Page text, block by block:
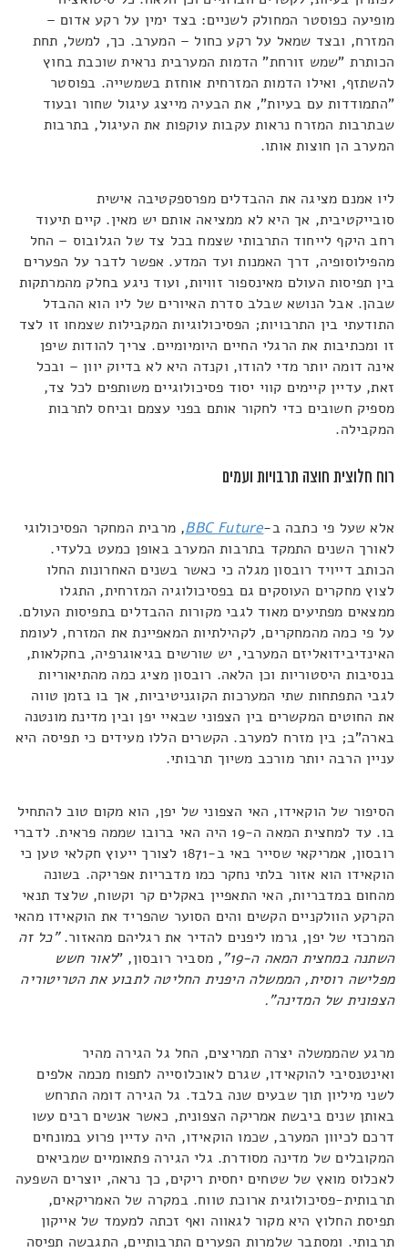
מופיעה כפוסטר המחולק לשניים: בצד ימין על רקע אדום –
המזרח, ובצד שמאל על רקע כחול – המערב. כך, למשל, תחת
הכותרת "שמש זורחת" הדמות המערבית נראית שוכבת בחוץ
להשתזף, ואילו הדמות המזרחית אוחזת בשמשייה. בפוסטר
"התמודדות עם בעיות", את הבעיה מייצג עיגול שחור ובעוד
שבתרבות המזרח נראות עקבות עוקפות את העיגול, בתרבות
המערב הן חוצות אותו.
ליו אמנם מציגה את ההבדלים מפרספקטיבה אישית
סובייקטיבית, אך היא לא ממציאה אותם יש מאין. קיים תיעוד
רחב היקף לייחוד התרבותי שצמח בכל צד של הגלובוס – החל
מהפילוסופיה, דרך האמנות ועד המדע. אפשר לדבר על הפערים
בין תפיסות העולם מאינספור זוויות, ועוד ניגע בחלק מהמרתקות
שבהן. אבל הנושא שבלב סדרת האיורים של ליו הוא ההבדל
התודעתי בין התרבויות; הפסיכולוגיות המקבילות שצמחו זו לצד
זו ומכתיבות את הרגלי החיים היומיומיים. צריך להודות שיפן
אינה דומה יותר מדי להודו, וקנדה היא לא בדיוק יוון – ובכל
זאת, עדיין קיימים קווי יסוד פסיכולוגיים משותפים לכל צד,
מספיק חשובים כדי לחקור אותם בפני עצמם וביחס לתרבות
המקבילה.
רוח חלוצית חוצה תרבויות ועמים
אלא שעל פי כתבה ב-BBC Future, מרבית המחקר הפסיכולוגי
לאורך השנים התמקד בתרבות המערב באופן כמעט בלעדי.
הכותב דייויד רובסון מגלה כי כאשר בשנים האחרונות החלו
לצוץ מחקרים העוסקים גם בפסיכולוגיה המזרחית, התגלו
ממצאים מפתיעים מאוד לגבי מקורות ההבדלים בתפיסות העולם.
על פי כמה מהמחקרים, לקהילתיות המאפיינת את המזרח, לעומת
האינדיבידואליזם המערבי, יש שורשים בגיאוגרפיה, בחקלאות,
בנסיבות היסטוריות וכן הלאה. רובסון מציג כמה מהתיאוריות
לגבי התפתחות שתי המערכות הקוגניטיביות, אך בו בזמן טווה
את החוטים המקשרים בין הצפוני שבאיי יפן ובין מדינת מונטנה
בארה"ב; בין מזרח למערב. הקשרים הללו מעידים כי תפיסה היא
עניין הרבה יותר מורכב משיוך תרבותי.
הסיפור של הוקאידו, האי הצפוני של יפן, הוא מקום טוב להתחיל
בו. עד למחצית המאה ה-19 היה האי ברובו שממה פראית. לדברי
רובסון, אמריקאי שסייר באי ב-1871 לצורך ייעוץ חקלאי טען כי
הוקאידו הוא אזור בלתי נחקר כמו מדבריות אפריקה. בשונה
מהחום במדבריות, האי התאפיין באקלים קר וקשוח, שלצד תנאי
הקרקע הוולקניים הקשים והים הסוער שהפריד את הוקאידו מהאי
המרכזי של יפן, גרמו ליפנים להדיר את רגליהם מהאזור."כל זה
השתנה במחצית המאה ה-19"
, מסביר רובסון, "לאור חשש
מפלישה רוסית, הממשלה היפנית החליטה לתבוע את הטריטוריה
הצפונית של המדינה".
מרגע שהממשלה יצרה תמריצים, החל גל הגירה מהיר
ואינטנסיבי להוקאידו, שגרם לאוכלוסייה לתפוח מכמה אלפים
לשני מיליון תוך שבעים שנה בלבד. גל הגירה דומה התרחש
באותן שנים ביבשת אמריקה הצפונית, כאשר אנשים רבים עשו
דרכם לכיוון המערב, שכמו הוקאידו, היה עדיין פרוע במונחים
המקובלים של מדינה מסודרת. גלי הגירה פתאומיים שמביאים
לאכלוס מואץ של שטחים יחסית ריקים, כך נראה, יוצרים השפעה
תרבותית-פסיכולוגית ארוכת טווח. במקרה של האמריקאים,
תפיסת החלוץ היא מקור לגאווה ואף זכתה למעמד של אייקון
תרבותי. ומסתבר שלמרות הפערים התרבותיים, התגבשה תפיסה